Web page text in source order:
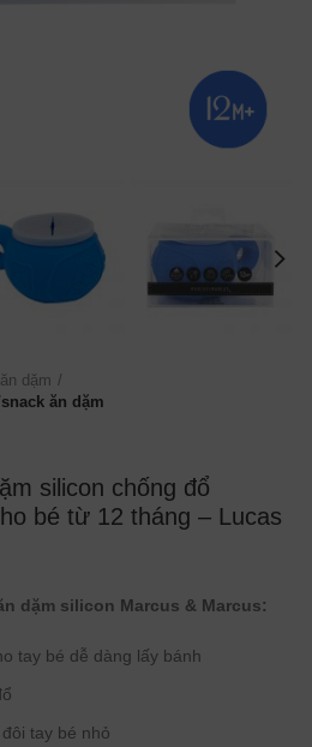
dặm
ăn dặm
silicon chống đổ
bé từ 12 tháng – Lucas
dặm silicon Marcus & Marcus:
tay bé dễ dàng lấy bánh
tay bé nhỏ